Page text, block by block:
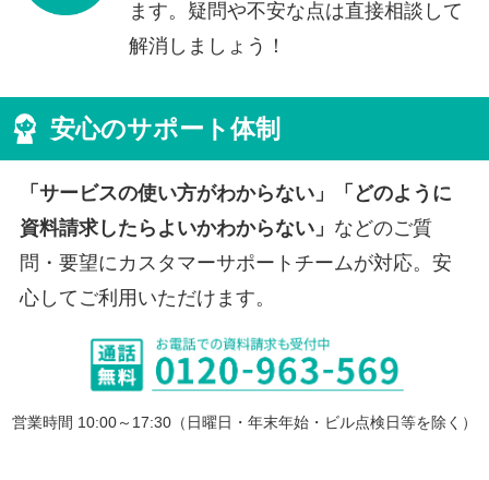
ます。疑問や不安な点は直接相談して
解消しましょう！
安心のサポート体制
「サービスの使い方がわからない」「どのように
資料請求したらよいかわからない」 などのご質
問・要望にカスタマーサポートチームが対応。安
心してご利用いただけます。
営業時間 10:00～17:30（日曜日・年末年始・ビル点検日等を除く）